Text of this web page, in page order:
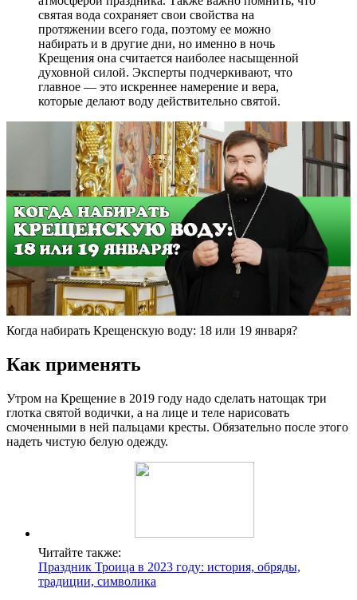
святая вода сохраняет свои свойства на
протяжении всего года, поэтому ее можно
набирать и в другие дни, но именно в ночь
Крещения она считается наиболее насыщенной
духовной силой. Эксперты подчеркивают, что
главное — это искреннее намерение и вера,
которые делают воду действительно святой.
Когда набирать Крещенскую воду: 18 или 19 января?
Как применять
Утром на Крещение в 2019 году надо сделать натощак три
глотка святой водички, а на лице и теле нарисовать
смоченными в ней пальцами кресты. Обязательно после этого
надеть чистую белую одежду.
Читайте также:
Праздник Троица в 2023 году: история, обряды,
традиции, символика